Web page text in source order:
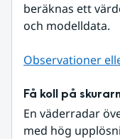
beräknas ett
och modelldata.
Observationer
Få koll på
En väderradar
med hög